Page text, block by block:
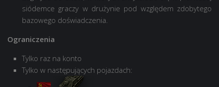
siódemce graczy w drużynie pod względem zdobytego
bazowego doświadczenia.
Ograniczenia
Tylko raz na konto
Tylko w następujących pojazdach: